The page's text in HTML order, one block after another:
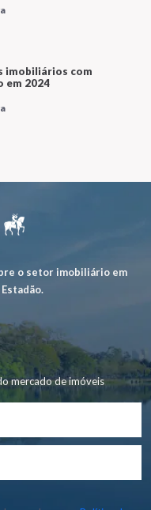
imobiliários com
em 2024
o setor imobiliário em
mercado de imóveis